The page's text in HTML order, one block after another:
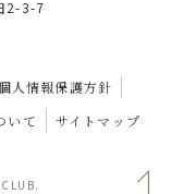
2-3-7
人情報保護方針
いて サイトマップ